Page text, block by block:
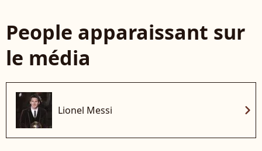
People apparaissant sur
le média
Lionel Messi chevron_right